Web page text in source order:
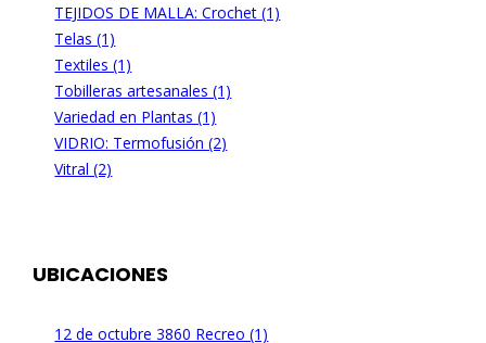
TEJIDOS DE MALLA: Crochet (1)
Telas (1)
Textiles (1)
Tobilleras artesanales (1)
Variedad en Plantas (1)
VIDRIO: Termofusión (2)
Vitral (2)
UBICACIONES
12 de octubre 3860 Recreo (1)